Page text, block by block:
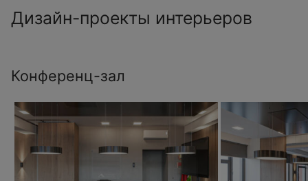
Дизайн-проекты интерьеров
Конференц-зал